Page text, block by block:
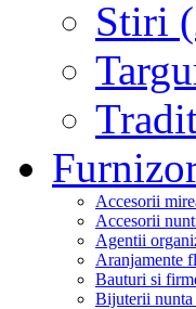
Stiri
Accesorii
Accesorii
Agentii
Aranjamente
Bauturi si
Bijuterii nunta